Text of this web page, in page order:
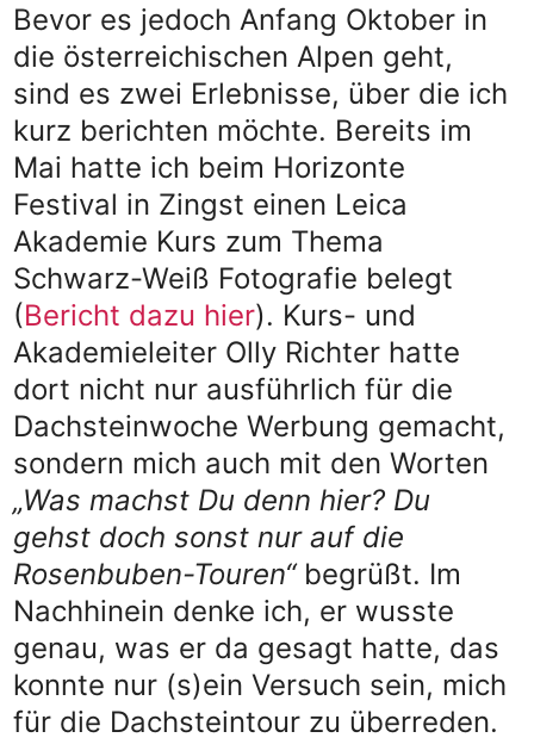
Bevor es jedoch Anfang Oktober in
die österreichischen Alpen geht,
sind es zwei Erlebnisse, über die ich
kurz berichten möchte. Bereits im
Mai hatte ich beim Horizonte
Festival in Zingst einen Leica
Akademie Kurs zum Thema
Schwarz-Weiß Fotografie belegt
(Bericht dazu hier). Kurs- und
Akademieleiter Olly Richter hatte
dort nicht nur ausführlich für die
Dachsteinwoche Werbung gemacht,
sondern mich auch mit den Worten
„Was machst Du denn hier? Du
gehst doch sonst nur auf die
Rosenbuben-Touren“begrüßt. Im
Nachhinein denke ich, er wusste
genau, was er da gesagt hatte, das
konnte nur (s)ein Versuch sein, mich
für die Dachsteintour zu überreden.